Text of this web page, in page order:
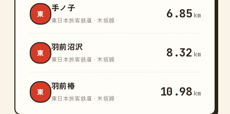
東
手ノ子
東日本旅客鉄道 · 米坂線 6.85 km
東
羽前沼沢
東日本旅客鉄道 · 米坂線 8.32 km
東
羽前椿
東日本旅客鉄道 · 米坂線 10.98 km